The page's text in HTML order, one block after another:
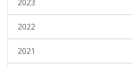
2023
2022
2021